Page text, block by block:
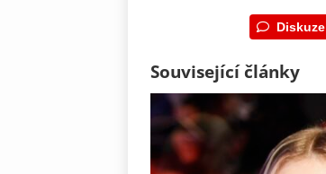
Diskuze
Související články